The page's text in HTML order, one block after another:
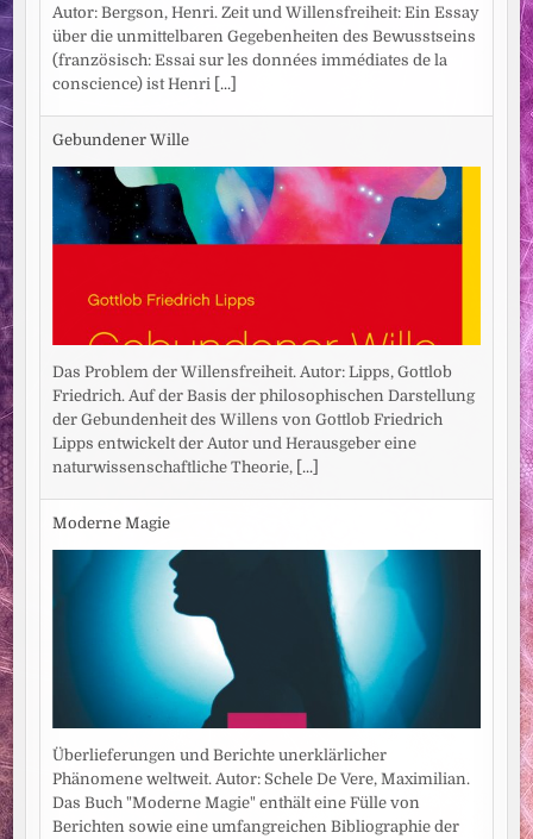
Autor: Bergson, Henri. Zeit und Willensfreiheit: Ein Essay
über die unmittelbaren Gegebenheiten des Bewusstseins
(französisch: Essai sur les données immédiates de la
conscience) ist Henri [...]
Gebundener Wille
Das Problem der Willensfreiheit. Autor: Lipps, Gottlob
Friedrich. Auf der Basis der philosophischen Darstellung
der Gebundenheit des Willens von Gottlob Friedrich
Lipps entwickelt der Autor und Herausgeber eine
naturwissenschaftliche Theorie, [...]
Moderne Magie
Überlieferungen und Berichte unerklärlicher
Phänomene weltweit. Autor: Schele De Vere, Maximilian.
Das Buch "Moderne Magie" enthält eine Fülle von
Berichten sowie eine umfangreichen Bibliographie der